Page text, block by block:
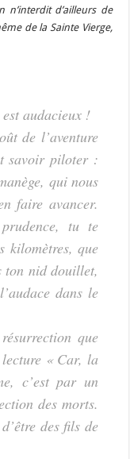
n’interdit d’ailleurs de
de la Sainte Vierge,
audacieux !
de l’aventure
savoir piloter :
qui nous
faire avancer.
tu te
kilomètres, que
ton nid douillet,
dans le
que
lecture « Car, la
c’est par un
des morts.
des fils de